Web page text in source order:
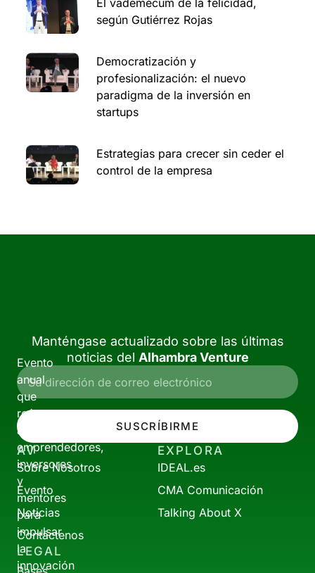
según Gutiérrez Rojas
Democratización y
profesionalización: el nuevo
paradigma de la inversión en
startups
Estrategias para crecer sin ceder el
control de la empresa
Evento
anual
que
reúne
a
emprendedores,
inversores
y
mentores
para
impulsar
la
innovación
Manténgase actualizado sobre las últimas
noticias del Alhambra Venture
SUSCRÍBIRME
AV
Sobre Nosotros
Evento
Noticias
Contáctenos
EXPLORA
IDEAL.es
CMA Comunicación
Talking About X
LEGAL